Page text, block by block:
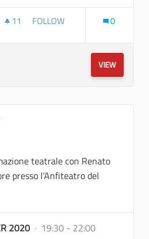
11 11 FOLLOWERS
FOLLOW 0
VIEW
teatrale con Renato
presso l’Anfiteatro del
2020 · 19:30 - 22:00